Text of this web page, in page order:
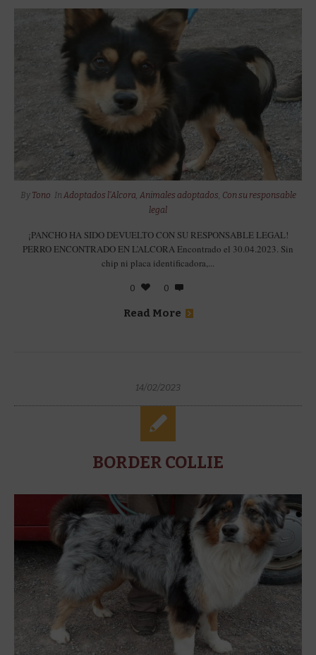
By Tono In Adoptados l'Alcora, Animales adoptados, Con su responsable
legal
¡PANCHO HA SIDO DEVUELTO CON SU RESPONSABLE LEGAL!
PERRO ENCONTRADO EN L’ALCORA Encontrado el 30.04.2023. Sin
chip ni placa identificadora,...
0 0
Read More
14/02/2023
BORDER COLLIE